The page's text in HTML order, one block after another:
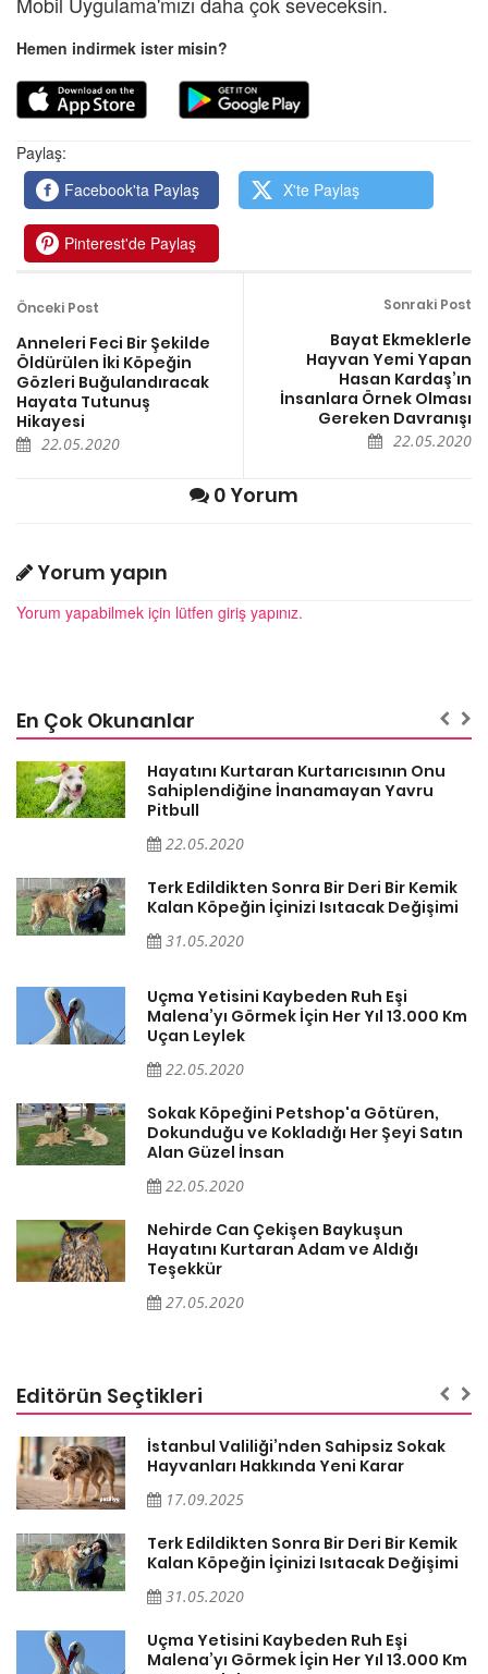
Hemen indirmek ister misin?
Paylaş:
Facebook'ta Paylaş
X'te Paylaş
Pinterest'de Paylaş
Önceki Post
Anneleri Feci Bir Şekilde
Öldürülen İki Köpeğin
Gözleri Buğulandıracak
Hayata Tutunuş
Hikayesi
22.05.2020
Sonraki Post
Bayat Ekmeklerle
Hayvan Yemi Yapan
Hasan Kardaş’ın
İnsanlara Örnek Olması
Gereken Davranışı
22.05.2020
0 Yorum
Yorum yapın
Yorum yapabilmek için lütfen giriş yapınız.
En Çok Okunanlar
Hayatını Kurtaran Kurtarıcısının Onu
Sahiplendiğine İnanamayan Yavru
Pitbull
22.05.2020
Terk Edildikten Sonra Bir Deri Bir Kemik
Kalan Köpeğin İçinizi Isıtacak Değişimi
31.05.2020
Uçma Yetisini Kaybeden Ruh Eşi
Malena’yı Görmek İçin Her Yıl 13.000 Km
Uçan Leylek
22.05.2020
Sokak Köpeğini Petshop'a Götüren,
Dokunduğu ve Kokladığı Her Şeyi Satın
Alan Güzel İnsan
22.05.2020
Nehirde Can Çekişen Baykuşun
Hayatını Kurtaran Adam ve Aldığı
Teşekkür
27.05.2020
Editörün Seçtikleri
İstanbul Valiliği’nden Sahipsiz Sokak
Hayvanları Hakkında Yeni Karar
17.09.2025
Terk Edildikten Sonra Bir Deri Bir Kemik
Kalan Köpeğin İçinizi Isıtacak Değişimi
31.05.2020
Uçma Yetisini Kaybeden Ruh Eşi
Malena’yı Görmek İçin Her Yıl 13.000 Km